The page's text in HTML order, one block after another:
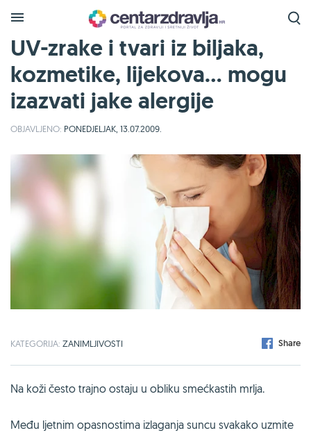
UV-zrake i tvari iz biljaka,
kozmetike, lijekova... mogu
izazvati jake alergije
OBJAVLJENO: PONEDJELJAK, 13.07.2009.
KATEGORIJA: ZANIMLJIVOSTI Share
Na koži često trajno ostaju u obliku smećkastih mrlja.
Među ljetnim opasnostima izlaganja suncu svakako uzmite